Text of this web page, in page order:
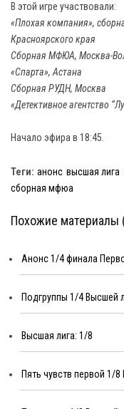
В этой игре участвовали:
«Плохая компания»,
Красноярского края
Сборная МФЮА, Москва-
«Спарта», Астана
Сборная РУДН, Москва
«Детективное агентство
Начало эфира в 18:45.
Теги: анонс высшая лига
сборная мфюа
Похожие материалы
Анонс 1/4 финала
Подгруппы 1/4 Высшей
Высшая лига: 1/8
Пять чувств первой 1/8